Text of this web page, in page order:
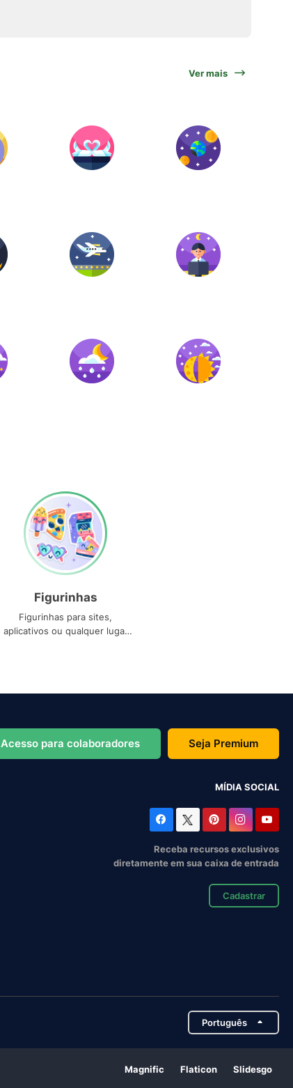
Ver mais
Figurinhas
Figurinhas para sites,
aplicativos ou qualquer lugar
Acesso para colaboradores Seja Premium
MÍDIA SOCIAL
Receba recursos exclusivos
diretamente em sua caixa de entrada
Cadastrar
Português
Magnific Flaticon Slidesgo